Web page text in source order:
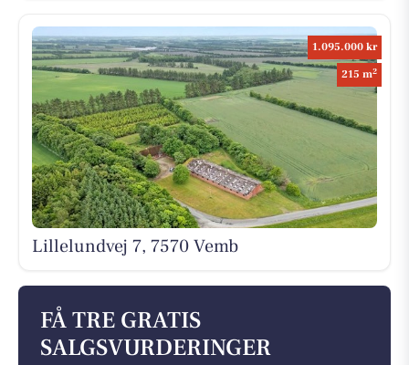
1.095.000 kr
215 m2
Lillelundvej 7, 7570 Vemb
FÅ TRE GRATIS
SALGSVURDERINGER